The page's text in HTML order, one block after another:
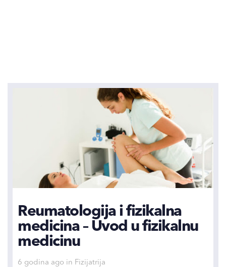
Reumatologija i fizikalna
medicina – Uvod u fizikalnu
medicinu
6 godina ago in
Tags Fizijatrija